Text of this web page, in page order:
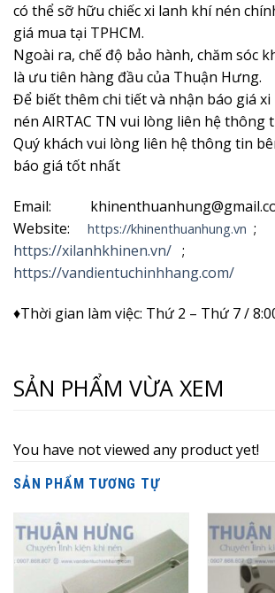
có thể sỡ hữu chiếc xi lanh khí nén
giá mua tại TPHCM.
Ngoài ra, chế độ bảo hành, chăm sóc
là ưu tiên hàng đầu của Thuận Hưng.
Để biết thêm chi tiết và nhận báo giá
nén AIRTAC TN vui lòng liên hệ thông
Quý khách vui lòng liên hệ thông tin
báo giá tốt nhất
Email:
Website: https://khinenthuanhung.vn ;
https://xilanhkhinen.vn/ ;
https://vandientuchinhhang.com/
♦Thời gian làm việc: Thứ 2 – Thứ 7 /
SẢN PHẨM VỪA XEM
You have not viewed any product yet!
SẢN PHẨM TƯƠNG TỰ